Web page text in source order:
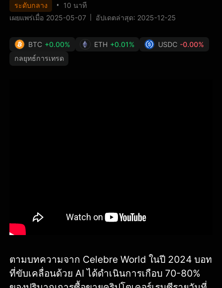
ระดับกลาง
10 นาที
เผยแพร่เมื่อ 2025-05-07
อัปเดตล่าสุด: 2025-12-25
BTC +0.00% ETH +0.01% USDC -0.00%
กลยุทธ์การเทรด
ตามบทความจาก Celebre World ในปี 2024 บอท
ที่ขับเคลื่อนด้วย AI ได้ดำเนินการเกือบ 70-80%